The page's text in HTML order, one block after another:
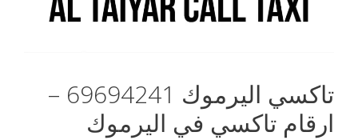
تاكسي اليرموك 69694241 –
ارقام تاكسي في اليرموك